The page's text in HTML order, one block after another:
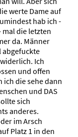
werte Dame auf
hab ich -
mal die letzten
da. Männer
abgefuckte
Ich
und offen
ich die sehe dann
und DAS
sich
anderes.
im Arsch
Platz 1 in den